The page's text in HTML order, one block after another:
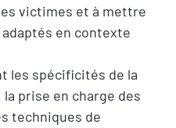
victimes et à mettre
en contexte
les spécificités de la
prise en charge des
techniques de